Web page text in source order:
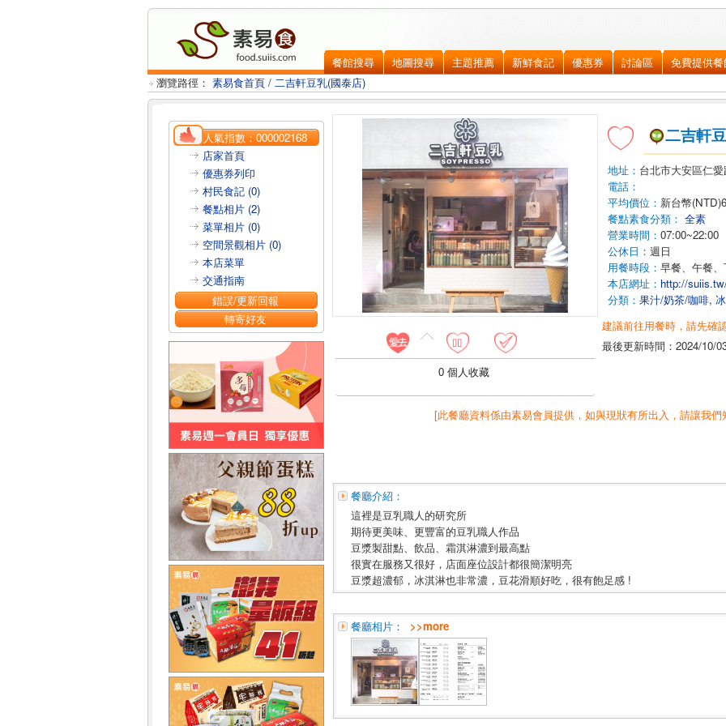
餐館搜尋 地圖搜尋 主題推薦 新鮮食記 優惠券 討論區 免費提供
瀏覽路徑： 素易食首頁 / 二吉軒豆乳(國泰店)
人氣指數：000002168
店家首頁
優惠券列印
村民食記 (0)
餐點相片 (2)
菜單相片 (0)
空間景觀相片 (0)
本店菜單
交通指南
錯誤/更新回報
轉寄好友
0 個人收藏
二吉軒
地址： 台北市大安區仁
電話：
平均價位： 新台幣
餐點素食分類： 全素
營業時間： 07:00~22:00
公休日： 週日
用餐時段： 早餐、午餐
本店網址： http://
分類： 果汁/奶茶/咖啡,
建議前往用餐時，請先確
最後更新時間： 2024/10/
[此餐廳資料係由素易會員提供，如與現狀有所出入，請讓我
餐廳介紹：
這裡是豆乳職人的研究所
期待更美味、更豐富的豆乳職人作品
豆漿製甜點、飲品、霜淇淋濃到最高點
很實在服務又很好，店面座位設計都很簡潔明亮
豆漿超濃郁，冰淇淋也非常濃，豆花滑順好吃，很有飽足感 !
餐廳相片： >>more